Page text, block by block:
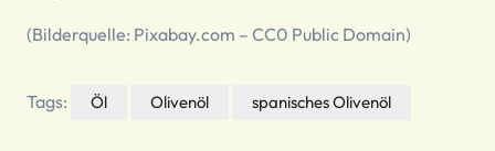
(Bilderquelle: Pixabay.com – CC0 Public Domain)
Tags: Öl Olivenöl spanisches Olivenöl